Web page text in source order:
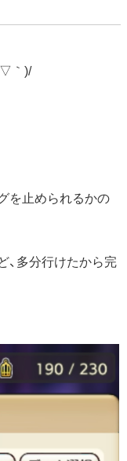
｀)/
を止められるかの
多分行けたから完